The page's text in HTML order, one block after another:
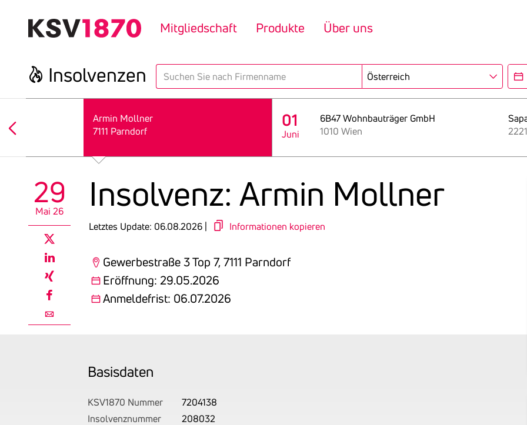
Mitgliedschaft Produkte Über uns
Insol­venzen search Region
Armin Mollner
7111 Parndorf
01
Juni
6B47 Wohnbauträger GmbH
1010 Wien
29
Mai 26
email
Insol­venz: Armin Mollner
Letztes Update: 06.08.2026 | Informationen kopieren
Gewerbestraße 3 Top 7, 7111 Parndorf
Eröffnung: 29.05.2026
Anmeldefrist: 06.07.2026
Basis­daten
KSV1870 Nummer
7204138
Insolvenznummer
208032